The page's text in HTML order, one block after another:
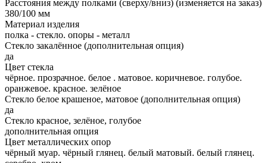
Расстояния между полками (сверху/вниз) (изменяется на заказ)
380/100 мм
Материал изделия
полка - стекло. опоры - металл
Стекло закалённое (дополнительная опция)
да
Цвет стекла
чёрное. прозрачное. белое . матовое. коричневое. голубое.
оранжевое. красное. зелёное
Стекло белое крашеное, матовое (дополнительная опция)
да
Стекло красное, зелёное, голубое
дополнительная опция
Цвет металлических опор
чёрный муар. чёрный глянец. белый матовый. белый глянец.